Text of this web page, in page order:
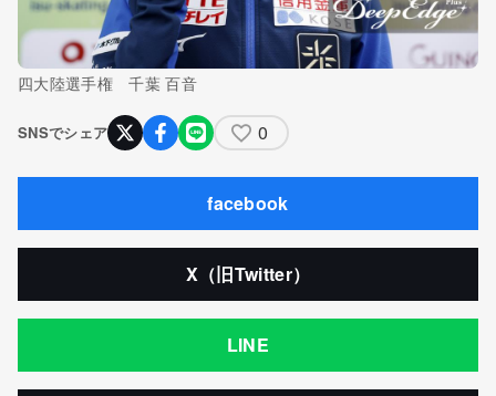
四大陸選手権 千葉 百音
SNSでシェア 0
facebook
X（旧Twitter）
LINE